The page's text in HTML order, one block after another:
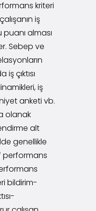
kriteri
iş
alması
Sebep ve
çıktısı
iş
anketi vb.
olanak
alt
genellikle
performans
bildirim-